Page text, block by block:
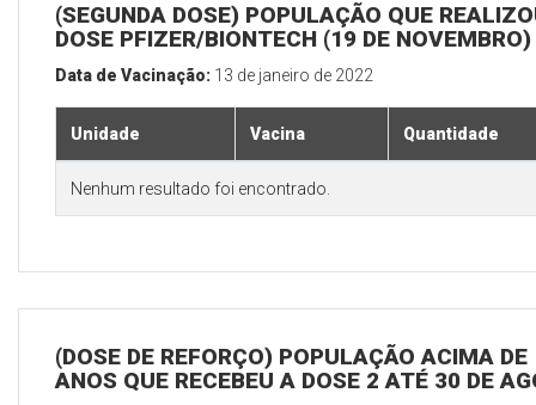
(SEGUNDA DOSE) POPULAÇÃO QUE
DOSE PFIZER/BIONTECH (19 DE NOVEMBRO)
Data de Vacinação: 13 de janeiro de 2022
Unidade Vacina Quantidade
Nenhum resultado foi encontrado.
(DOSE DE REFORÇO) POPULAÇÃO ACIMA DE
ANOS QUE RECEBEU A DOSE 2 ATÉ 30 DE